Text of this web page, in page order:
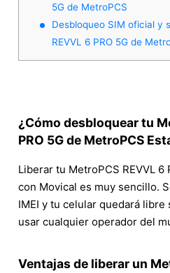
5G de MetroPCS
Desbloqueo SIM oficial y
REVVL 6 PRO 5G de
¿Cómo desbloquear tu
PRO 5G de MetroPCS
Liberar tu MetroPCS REVVL 6
con Movical es muy sencillo.
IMEI y tu celular quedará libre
usar cualquier operador del
Ventajas de liberar un